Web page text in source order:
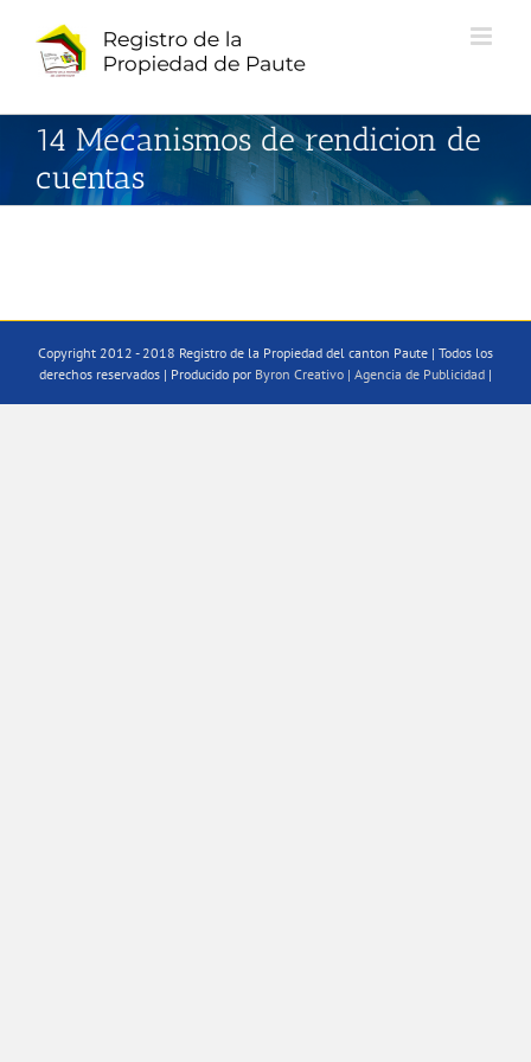
contenido
14 Mecanismos de rendicion de
cuentas
Copyright 2012 - 2018 Registro de la Propiedad del canton Paute | Todos los
derechos reservados | Producido por Byron Creativo | Agencia de Publicidad |